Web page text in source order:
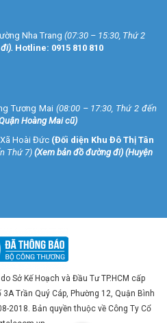
Nha Trang (07:30 – 15:30, Thứ 2
). Hotline: 0915 810 810
Tương Mai (08:00 – 17:30, Thứ 2 đến
Hoàng Mai cũ)
Xã Hoài Đức (Đối diện Khu Đô Thị Tân
Thứ 7) (Xem bản đồ đường đi) (Huyện
Sở Kế Hoạch và Đầu Tư TP.HCM cấp
Trần Quý Cáp, Phường 12, Quận Bình
2018. Bản quyền thuộc về Công Ty Cổ